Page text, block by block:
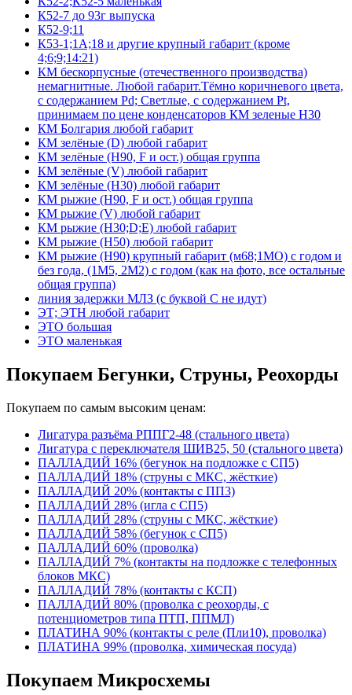
К52-7 до 93г выпуска
К52-9;11
К53-1;1А;18 и другие крупный габарит (кроме
4;6;9;14:21)
КМ бескорпусные (отечественного производства)
немагнитные. Любой габарит.Тёмно коричневого цвета,
с содержанием Pd; Светлые, с содержанием Pt,
принимаем по цене конденсаторов КМ зеленые Н30
КМ Болгария любой габарит
КМ зелёные (D) любой габарит
КМ зелёные (H90, F и ост.) общая группа
КМ зелёные (V) любой габарит
КМ зелёные (Н30) любой габарит
КМ рыжие (H90, F и ост.) общая группа
КМ рыжие (V) любой габарит
КМ рыжие (Н30;D;E) любой габарит
КМ рыжие (Н50) любой габарит
КМ рыжие (Н90) крупный габарит (м68;1МО) с годом и
без года, (1М5, 2М2) с годом (как на фото, все остальные
общая группа)
линия задержки МЛЗ (с буквой С не идут)
ЭТ; ЭТН любой габарит
ЭТО большая
ЭТО маленькая
Покупаем Бегунки, Струны, Реохорды
Покупаем по самым высоким ценам:
Лигатура разъёма РППГ2-48 (стального цвета)
Лигатура с переключателя ШИВ25, 50 (стального цвета)
ПАЛЛАДИЙ 16% (бегунок на подложке с СП5)
ПАЛЛАДИЙ 18% (струны с МКС, жёсткие)
ПАЛЛАДИЙ 20% (контакты с ПП3)
ПАЛЛАДИЙ 28% (игла с СП5)
ПАЛЛАДИЙ 28% (струны с МКС, жёсткие)
ПАЛЛАДИЙ 58% (бегунок с СП5)
ПАЛЛАДИЙ 60% (проволка)
ПАЛЛАДИЙ 7% (контакты на подложке с телефонных
блоков МКС)
ПАЛЛАДИЙ 78% (контакты с КСП)
ПАЛЛАДИЙ 80% (проволка с реохорды, с
потенциометров типа ПТП, ППМЛ)
ПЛАТИНА 90% (контакты с реле (Пли10), проволка)
ПЛАТИНА 99% (проволка, химическая посуда)
Покупаем Микросхемы